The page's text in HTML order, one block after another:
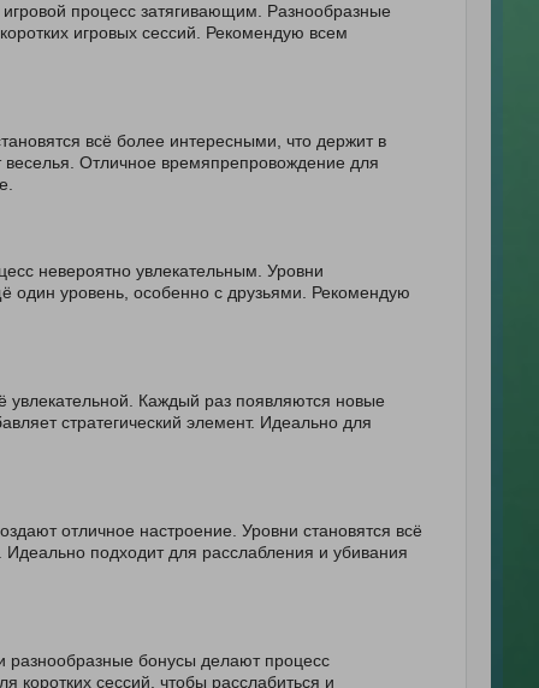
процесс затягивающим. Разнообразные
игровых сессий. Рекомендую всем
всё более интересными, что держит в
Отличное времяпрепровождение для
невероятно увлекательным. Уровни
один уровень, особенно с друзьями. Рекомендую
увлекательной. Каждый раз появляются новые
стратегический элемент. Идеально для
отличное настроение. Уровни становятся всё
подходит для расслабления и убивания
разнообразные бонусы делают процесс
коротких сессий, чтобы расслабиться и